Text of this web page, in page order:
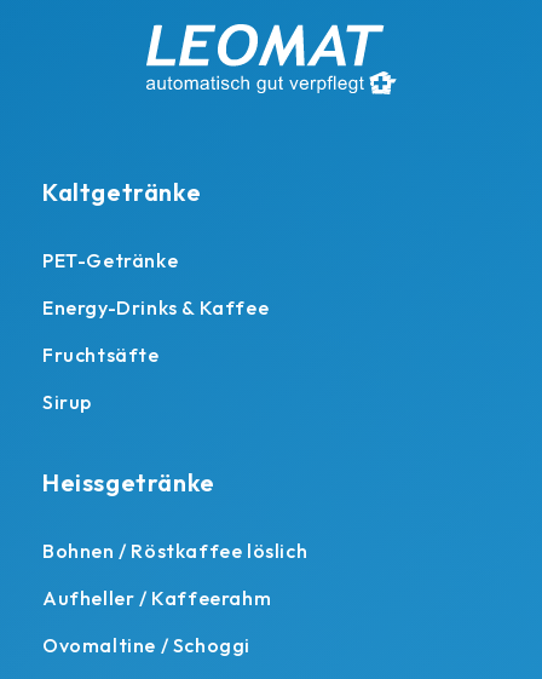
Kaltgetränke
PET-Getränke
Energy-Drinks & Kaffee
Fruchtsäfte
Sirup
Heissgetränke
Bohnen / Röstkaffee löslich
Aufheller / Kaffeerahm
Ovomaltine / Schoggi